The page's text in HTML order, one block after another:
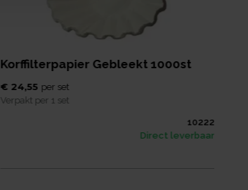
Korffilterpapier Gebleekt 1000st
€ 24,55 per set
Verpakt per 1 set
10222
Direct leverbaar